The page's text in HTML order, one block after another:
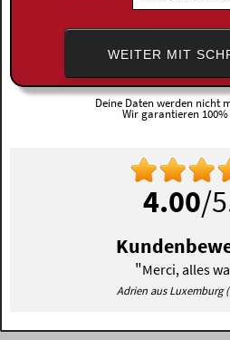
WEITER MIT
Deine Daten werden nicht
Wir garantieren
4.00/
"Merci, alles
Adrien aus Luxemburg (